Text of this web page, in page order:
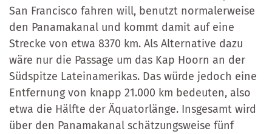
San Francisco fahren will, benutzt normalerweise
den Panamakanal und kommt damit auf eine
Strecke von etwa 8370 km. Als Alternative dazu
wäre nur die Passage um das Kap Hoorn an der
Südspitze Lateinamerikas. Das würde jedoch eine
Entfernung von knapp 21.000 km bedeuten, also
etwa die Hälfte der Äquatorlänge. Insgesamt wird
über den Panamakanal schätzungsweise fünf